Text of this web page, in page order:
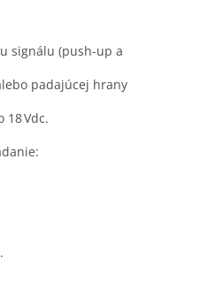
signálu (push-up a
padajúcej hrany
Vdc.